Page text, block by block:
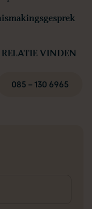
VINDEN
085 – 130 6965